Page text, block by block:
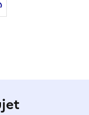
Twitter)
par email